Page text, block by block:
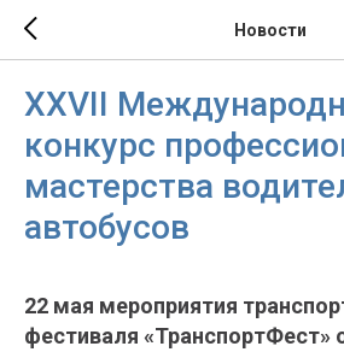
Новости
XXVII
конкурс
мастерства
автобусов
22 мая мероприятия
фестиваля «ТранспортФест»